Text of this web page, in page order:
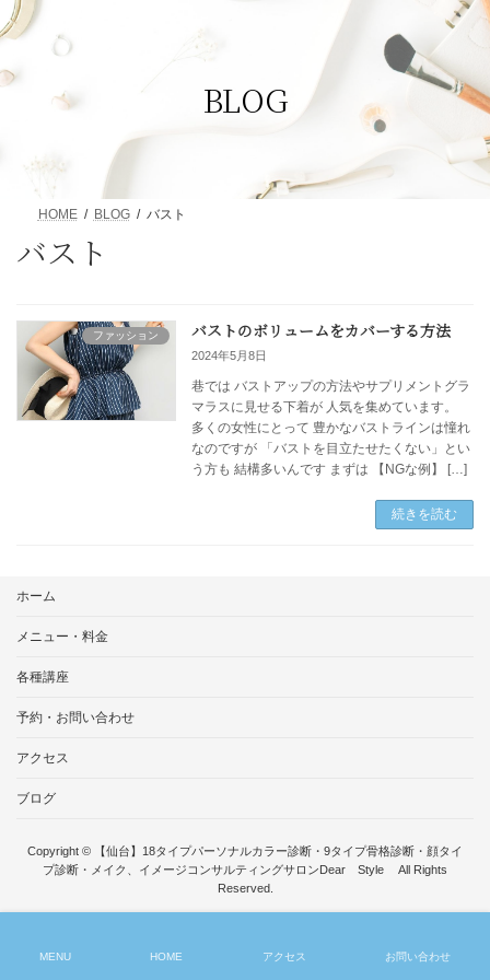
コ
ン
ン
ツ
ナ
ビ
ー
シ
BLOG
HOME BLOG バスト
バスト
ファッション バストのボリュームをカバーする方法
2024年5月8日
巷では バストアップの方法やサプリメントグラ
マラスに見せる下着が 人気を集めています。
多くの女性にとって 豊かなバストラインは憧れ
なのですが 「バストを目立たせたくない」とい
う方も 結構多いんです まずは 【NGな例】 […]
続きを読む
ホーム
メニュー・料金
各種講座
予約・お問い合わせ
アクセス
ブログ
Copyright © 【仙台】18タイプパーソナルカラー診断・9タイプ骨格診断・顔タイ
プ診断・メイク、イメージコンサルティングサロンDear Style All Rights
Reserved.
MENU HOME アクセス お問い合わせ